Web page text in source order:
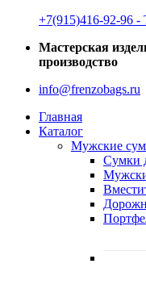
‭+7(915)416-92-96 ‬-
Мастерская
производство
info@frenzobags.ru
Главная
Каталог
Мужские
Сумки